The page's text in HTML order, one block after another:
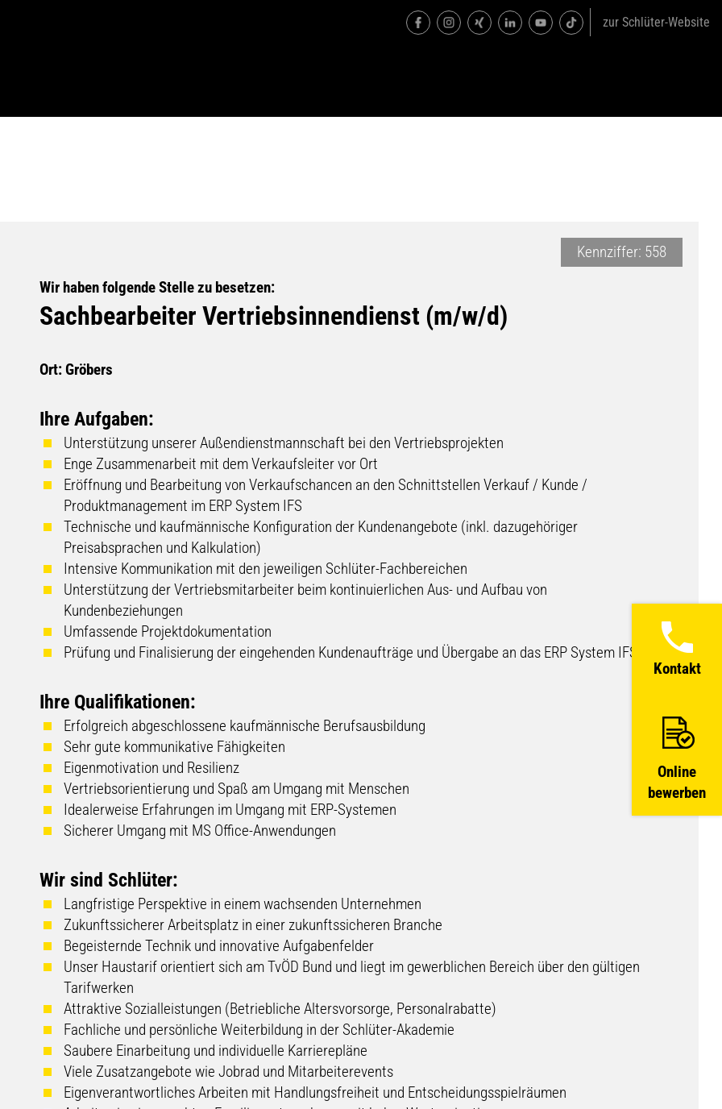
zur Schlüter-Website
Kennziffer: 558
Wir haben folgende Stelle zu besetzen:
Sachbearbeiter Vertriebsinnendienst (m/w/d)
Ort: Gröbers
Ihre Aufgaben:
Unterstützung unserer Außendienstmannschaft bei den Vertriebsprojekten
Enge Zusammenarbeit mit dem Verkaufsleiter vor Ort
Eröffnung und Bearbeitung von Verkaufschancen an den Schnittstellen Verkauf / Kunde /
Produktmanagement im ERP System IFS
Technische und kaufmännische Konfiguration der Kundenangebote (inkl. dazugehöriger
Preisabsprachen und Kalkulation)
Intensive Kommunikation mit den jeweiligen Schlüter-Fachbereichen
Unterstützung der Vertriebsmitarbeiter beim kontinuierlichen Aus- und Aufbau von
Kundenbeziehungen
Umfassende Projektdokumentation
Prüfung und Finalisierung der eingehenden Kundenaufträge und Übergabe an das ERP System IFS
Ihre Qualifikationen:
Erfolgreich abgeschlossene kaufmännische Berufsausbildung
Sehr gute kommunikative Fähigkeiten
Eigenmotivation und Resilienz
Vertriebsorientierung und Spaß am Umgang mit Menschen
Idealerweise Erfahrungen im Umgang mit ERP-Systemen
Sicherer Umgang mit MS Office-Anwendungen
Wir sind Schlüter:
Langfristige Perspektive in einem wachsenden Unternehmen
Zukunftssicherer Arbeitsplatz in einer zukunftssicheren Branche
Begeisternde Technik und innovative Aufgabenfelder
Unser Haustarif orientiert sich am TvÖD Bund und liegt im gewerblichen Bereich über den gültigen
Tarifwerken
Attraktive Sozialleistungen (Betriebliche Altersvorsorge, Personalrabatte)
Fachliche und persönliche Weiterbildung in der Schlüter-Akademie
Saubere Einarbeitung und individuelle Karrierepläne
Viele Zusatzangebote wie Jobrad und Mitarbeiterevents
Eigenverantwortliches Arbeiten mit Handlungsfreiheit und Entscheidungsspielräumen
Kontakt
Online
bewerben